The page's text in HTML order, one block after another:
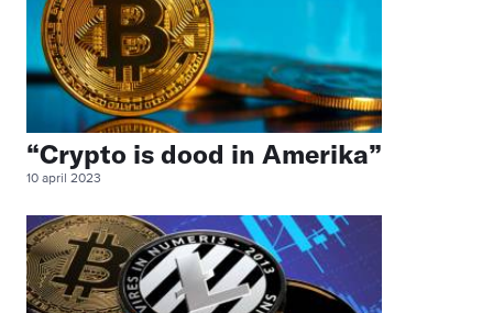
“Crypto is dood in Amerika”
10 april 2023